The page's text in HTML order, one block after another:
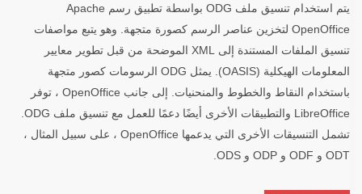
يتم استخدام تنسيق ملف ODG بواسطة تطبيق رسم Apache
OpenOffice لتخزين عناصر الرسم كصورة متجهة. وهو يتبع مواصفات
تنسيق الملفات المستندة إلى XML الموضحة من قبل تطوير معايير
المعلومات الهيكلية (OASIS). يمثل ODG الرسومات كصور متجهة
باستخدام النقاط والخطوط والمنحنيات. إلى جانب OpenOffice ، توفر
تشمل التنسيقات الأخرى التي يدعمها OpenOffice ، على سبيل المثال ،
ODT و ODF و ODP و ODS.